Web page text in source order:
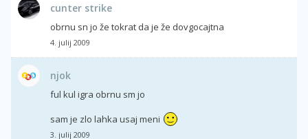
cunter strike
obrnu sn jo že tokrat da je že dovgocajtna
4. julij 2009
njok
ful kul igra obrnu sm jo
sam je zlo lahka usaj meni
3. julij 2009